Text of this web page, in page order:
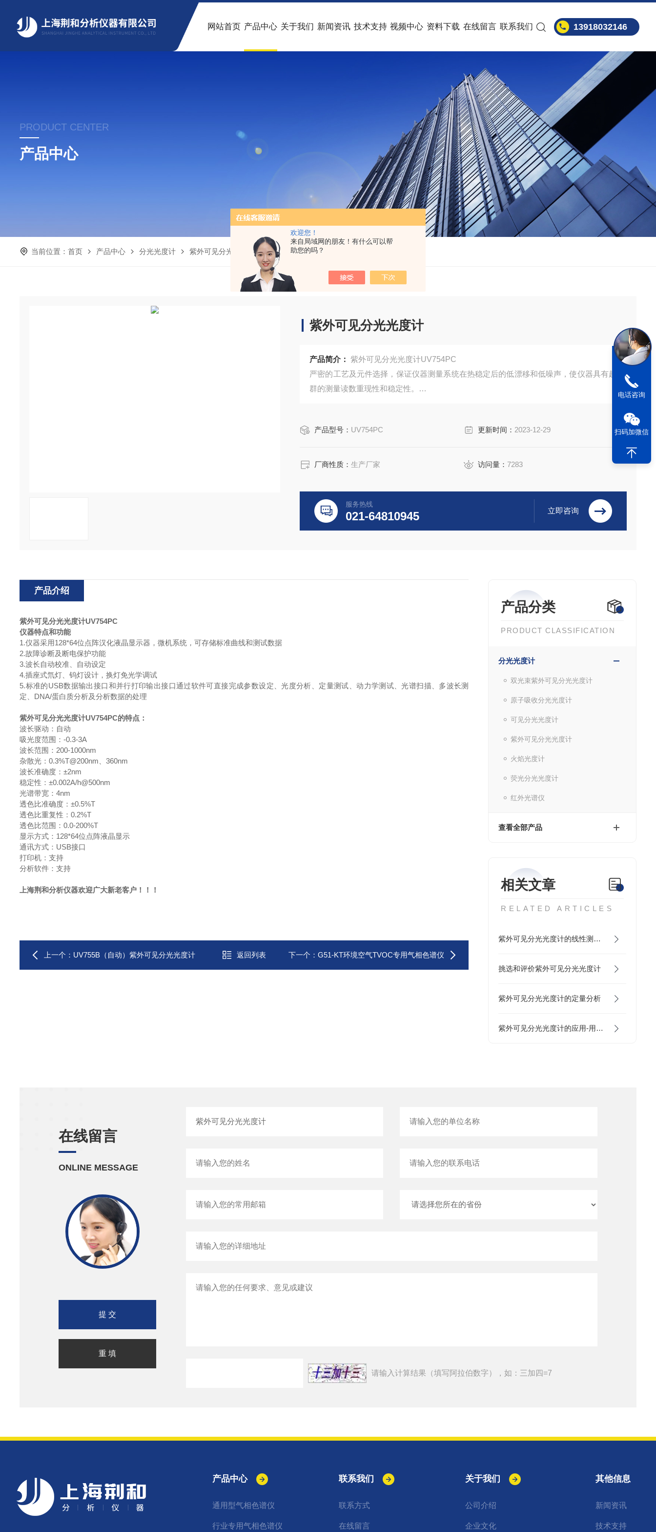
欢迎您！
来自局域网的朋友！有什么可以帮
助您的吗？
13918032146
网站首页 产品中心 关于我们 新闻资讯 技术支持 视频中心 资料下载 在线留言 联系我们
PRODUCT CENTER
产品中心
当前位置：首页 产品中心 分光光度计 紫外可见分光光度计 UV754PC紫外可见分光光度计
紫外可见分光光度计
产品简介： 紫外可见分光光度计UV754PC
严密的工艺及元件选择，保证仪器测量系统在热稳定后的低漂移和低噪声，使仪器具有超
群的测量读数重现性和稳定性。
产品型号： UV754PC 更新时间： 2023-12-29
厂商性质：生产厂家 访问量： 7283
服务热线
021-64810945 立即咨询
产品分类
PRODUCT CLASSIFICATION
分光光度计
双光束紫外可见分光光度计
原子吸收分光光度计
可见分光光度计
紫外可见分光光度计
火焰光度计
荧光分光光度计
红外光谱仪
查看全部产品
相关文章
RELATED ARTICLES
紫外可见分光光度计的线性测试方法
挑选和评价紫外可见分光光度计
紫外可见分光光度计的定量分析
紫外可见分光光度计的应用-用双波长法测定混浊样品
产品介绍
紫外可见分光光度计UV754PC
仪器特点和功能
1.仪器采用128*64位点阵汉化液晶显示器，微机系统，可存储标准曲线和测试数据
2.故障诊断及断电保护功能
3.波长自动校准、自动设定
4.插座式氘灯、钨灯设计，换灯免光学调试
5.标准的USB数据输出接口和并行打印输出接口通过软件可直接完成参数设定、光度分析、定量测试、动力学测试、光谱扫描、多波长测
定、DNA/蛋白质分析及分析数据的处理
紫外可见分光光度计UV754PC的特点：
波长驱动：自动
吸光度范围：-0.3-3A
波长范围：200-1000nm
杂散光：0.3%T@200nm、360nm
波长准确度：±2nm
稳定性：±0.002A/h@500nm
光谱带宽：4nm
透色比准确度：±0.5%T
透色比重复性：0.2%T
透色比范围：0.0-200%T
显示方式：128*64位点阵液晶显示
通讯方式：USB接口
打印机：支持
分析软件：支持
上海荆和分析仪器欢迎广大新老客户！！！
上一个： UV755B（自动）紫外可见分光光度计 返回列表 下一个：G51-KT环境空气TVOC专用气相色谱仪
在线留言
ONLINE MESSAGE
请输入计算结果（填写阿拉伯数字），如：三加四=7
产品中心
通用型气相色谱仪
行业专用气相色谱仪
联系我们
联系方式
在线留言
关于我们
公司介绍
企业文化
其他信息
新闻资讯
技术支持
电话咨询
扫码加微信